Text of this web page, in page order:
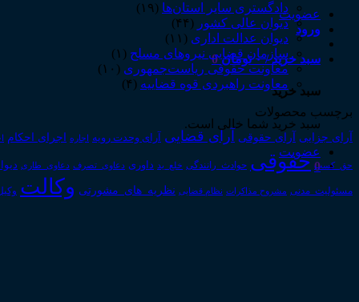
عضویت
ورود
سبد خرید /۰ تومان 0
سبد خرید
سبد خرید شما خالی است.
عضویت
0
دادگستری سایر استان‌ها (۱۹)
دیوان عالی کشور (۴۴)
دیوان عدالت اداری (۱۱)
سازمان قضایی نیروهای مسلح (۱)
معاونت حقوقی ریاست‌جمهوری (۱۰)
معاونت راهبردی قوه قضاییه (۴)
برچسب محصولات
آرای جزایی آرای حقوقی آرای قضایی آرای وحدت رویه اجاره اجرای احکام
حق_کسب حقوقی حوادث_رانندگی خلع_ید داوری دعاوی_تصرف دعاوی_طاری
مسئولیت_مدنی مشروح مذاکرات نظام قضایی نظریه_های_مشورتی وکالت